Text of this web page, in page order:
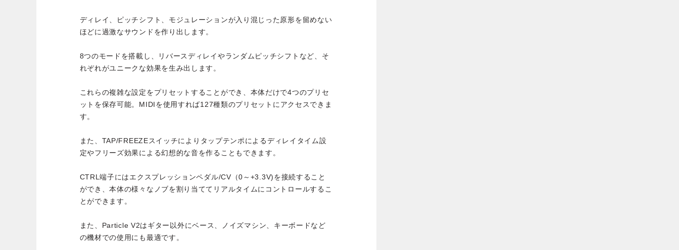
ディレイ、ピッチシフト、モジュレーションが入り混じった原形を留めない
ほどに過激なサウンドを作り出します。
8つのモードを搭載し、リバースディレイやランダムピッチシフトなど、そ
れぞれがユニークな効果を生み出します。
これらの複雑な設定をプリセットすることができ、本体だけで4つのプリセ
ットを保存可能。MIDIを使用すれば127種類のプリセットにアクセスできま
す。
また、TAP/FREEZEスイッチによりタップテンポによるディレイタイム設
定やフリーズ効果による幻想的な音を作ることもできます。
CTRL端子にはエクスプレッションペダル/CV（0～+3.3V)を接続すること
ができ、本体の様々なノブを割り当ててリアルタイムにコントロールするこ
とができます。
また、Particle V2はギター以外にベース、ノイズマシン、キーボードなど
の機材での使用にも最適です。